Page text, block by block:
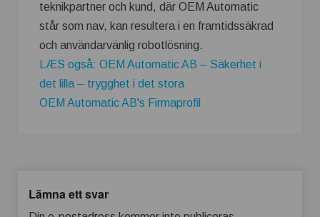
teknikpartner och kund, där OEM Automatic
står som nav, kan resultera i en framtidssäkrad
och användarvänlig robotlösning.
LÆS også: OEM Automatic AB – Säkerhet i
det lilla – trygghet i det stora
OEM Automatic AB's Firmaprofil
Lämna ett svar